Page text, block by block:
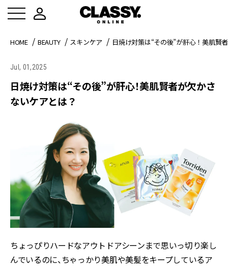
HOME BEAUTY スキンケア 日焼け対策は“その後”が肝心！美肌賢
Jul, 01,2025
日焼け対策は“その後”が肝心！美肌賢者が欠かさ
ないケアとは？
ちょっぴりハードなアウトドアシーンまで思いっ切り楽し
んでいるのに、ちゃっかり美肌や美髪をキープしているア